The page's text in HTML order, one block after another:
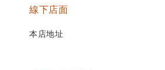
線下店面
本店地址